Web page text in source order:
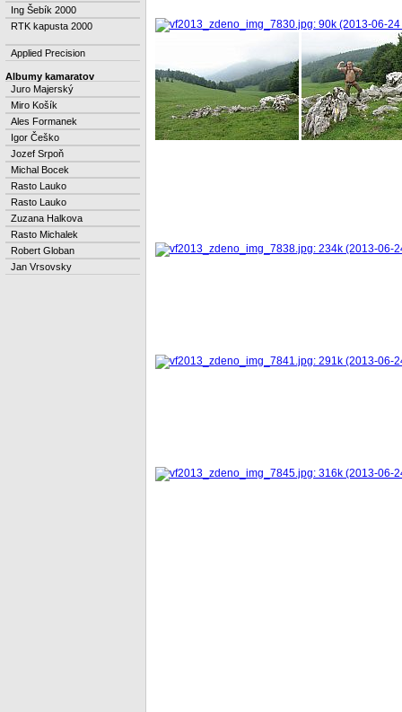
Ing Šebík 2000
RTK kapusta 2000
Applied Precision
Albumy kamaratov
Juro Majerský
Miro Košík
Ales Formanek
Igor Češko
Jozef Srpoň
Michal Bocek
Rasto Lauko
Rasto Lauko
Zuzana Halkova
Rasto Michalek
Robert Globan
Jan Vrsovsky